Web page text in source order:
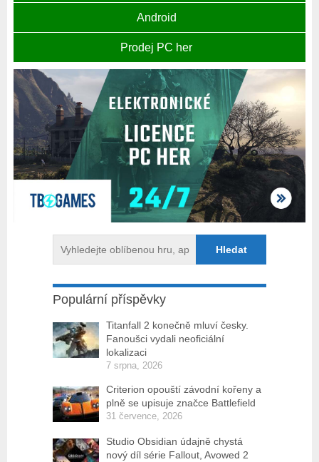
Android
Prodej PC her
Populární příspěvky
Titanfall 2 konečně mluví česky.
Fanoušci vydali neoficiální
lokalizaci
7 srpna, 2026
Criterion opouští závodní kořeny a
plně se upisuje značce Battlefield
31 července, 2026
Studio Obsidian údajně chystá
nový díl série Fallout, Avowed 2